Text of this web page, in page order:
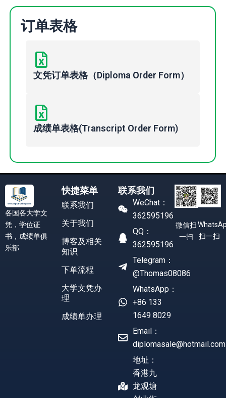
订单表格
文凭订单表格（Diploma Order Form）
成绩单表格(Transcript Order Form)
各国各大学文
凭，学位证
书，成绩单俱
乐部
快捷菜单
联系我们
关于我们
博客及相关
知识
下单流程
大学文凭办
理
成绩单办理
联系我们
WeChat：
362595196
QQ：
362595196
Telegram：
@Thomas08086
WhatsApp：
+86 133
1649 8029
Email：
diplomasale@hotmail.com
地址：
香港九
龙观塘
微信扫
一扫
扫一扫